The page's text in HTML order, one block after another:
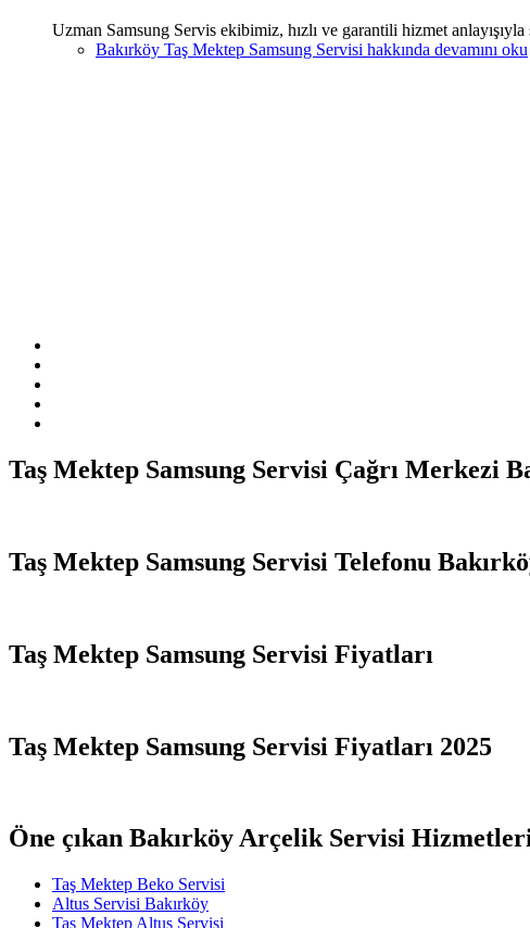
Uzman Samsung Servis ekibimiz, hızlı ve garantili hizmet
Bakırköy Taş Mektep Samsung Servisi hakkında devamını oku
Taş Mektep Samsung Servisi Çağrı Merkezi
Taş Mektep Samsung Servisi Telefonu
Taş Mektep Samsung Servisi Fiyatları
Taş Mektep Samsung Servisi Fiyatları 2025
Öne çıkan Bakırköy Arçelik Servisi
Taş Mektep Beko Servisi
Altus Servisi Bakırköy
Taş Mektep Altus Servisi